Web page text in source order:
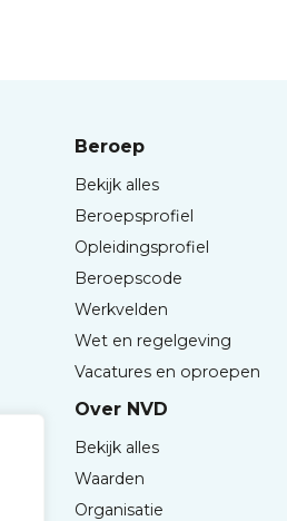
Beroep
Bekijk alles
Beroepsprofiel
Opleidingsprofiel
Beroepscode
Werkvelden
Wet en regelgeving
Vacatures en oproepen
Over NVD
Bekijk alles
Waarden
Organisatie